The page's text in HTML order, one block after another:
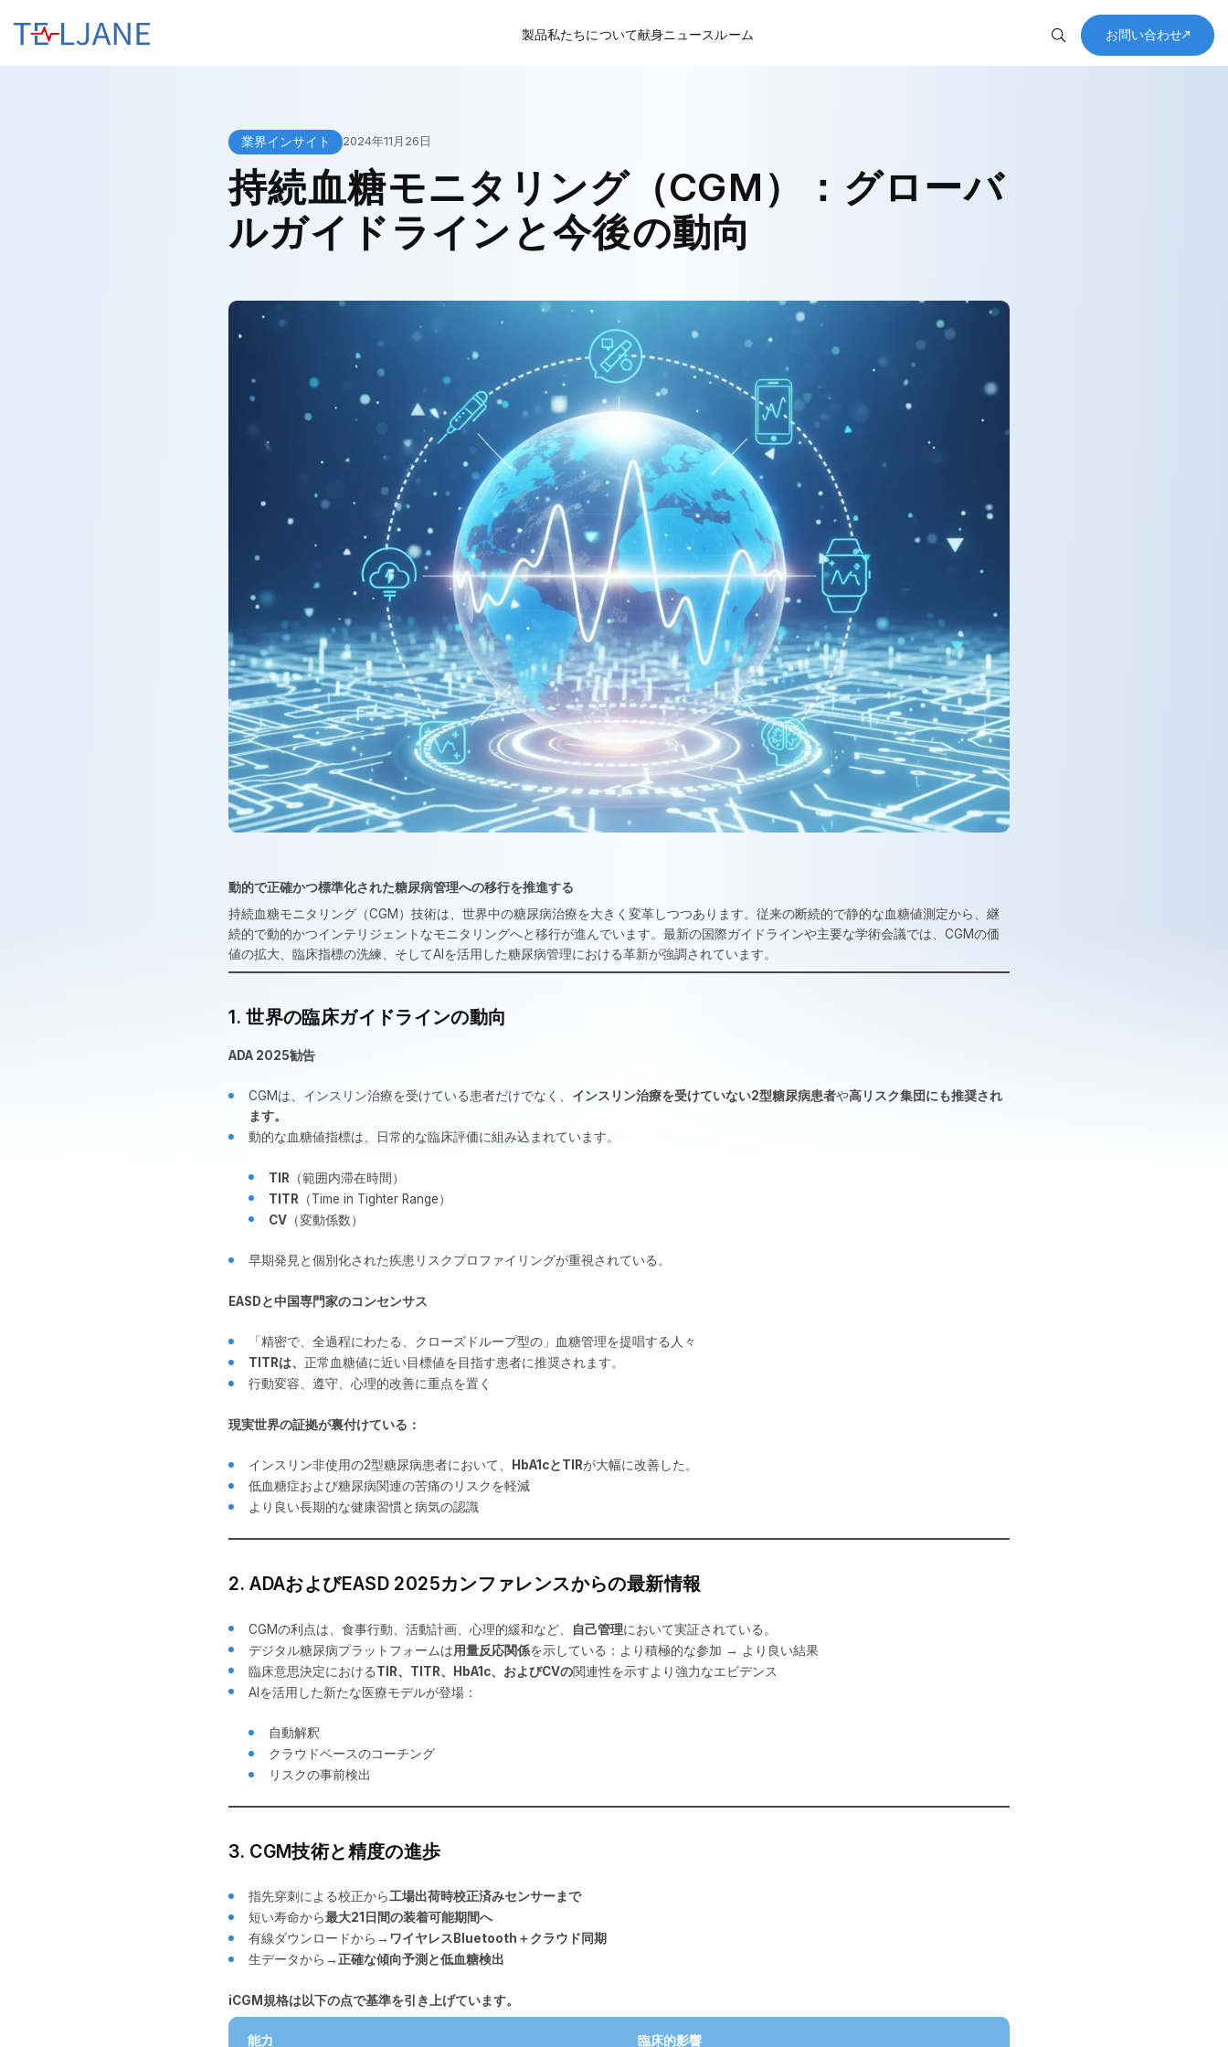
ル
製品私たちについて献身
工場出荷時の強度
ニュースルーム お問い合わせ
業界インサイト 2024年11月26日
持続血糖モニタリング（CGM）：グローバ
ルガイドラインと今後の動向
動的で正確かつ標準化された糖尿病管理への移行を推進する
持続血糖モニタリング（CGM）技術は、世界中の糖尿病治療を大きく変革しつつあります。従来の断続的で静的な血糖値測定から、継
続的で動的かつインテリジェントなモニタリングへと移行が進んでいます。最新の国際ガイドラインや主要な学術会議では、CGMの価
値の拡大、臨床指標の洗練、そしてAIを活用した糖尿病管理における革新が強調されています。
1. 世界の臨床ガイドラインの動向
ADA 2025勧告
CGMは、インスリン治療を受けている患者だけでなく、 インスリン治療を受けていない2型糖尿病患者や高リスク集団にも推奨され
ます。
動的な血糖値指標は、日常的な臨床評価に組み込まれています。
TIR （範囲内滞在時間）
TITR （Time in Tighter Range）
CV（変動係数）
早期発見と個別化された疾患リスクプロファイリングが重視されている。
EASDと中国専門家のコンセンサス
「精密で、全過程にわたる、クローズドループ型の」血糖管理を提唱する人々
TITRは、 正常血糖値に近い目標値を目指す患者に推奨されます。
行動変容、遵守、心理的改善に重点を置く
現実世界の証拠が裏付けている：
インスリン非使用の2型糖尿病患者において、 HbA1cとTIRが大幅に改善した。
低血糖症および糖尿病関連の苦痛のリスクを軽減
より良い長期的な健康習慣と病気の認識
2. ADAおよびEASD 2025カンファレンスからの最新情報
CGMの利点は、食事行動、活動計画、心理的緩和など、 自己管理において実証されている。
デジタル糖尿病プラットフォームは用量反応関係を示している：より積極的な参加 → より良い結果
臨床意思決定におけるTIR、TITR、HbA1c、およびCVの関連性を示すより強力なエビデンス
AIを活用した新たな医療モデルが登場：
自動解釈
クラウドベースのコーチング
リスクの事前検出
3. CGM技術と精度の進歩
指先穿刺による校正から工場出荷時校正済みセンサーまで
短い寿命から最大21日間の装着可能期間へ
有線ダウンロードから→ ワイヤレスBluetooth＋クラウド同期
生データから→正確な傾向予測と低血糖検出
iCGM規格は以下の点で基準を引き上げています。
能力 臨床的影響